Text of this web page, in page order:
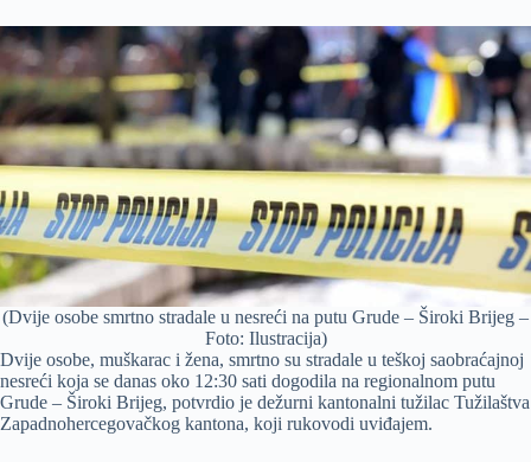
(Dvije osobe smrtno stradale u nesreći na putu Grude – Široki Brijeg –
Foto: Ilustracija)
Dvije osobe, muškarac i žena, smrtno su stradale u teškoj saobraćajnoj
nesreći koja se danas oko 12:30 sati dogodila na regionalnom putu
Grude – Široki Brijeg, potvrdio je dežurni kantonalni tužilac Tužilaštva
Zapadnohercegovačkog kantona, koji rukovodi uviđajem.